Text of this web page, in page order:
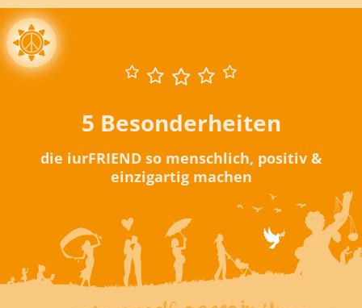
5 Besonderheiten
die iurFRIEND so menschlich, positiv &
einzigartig machen